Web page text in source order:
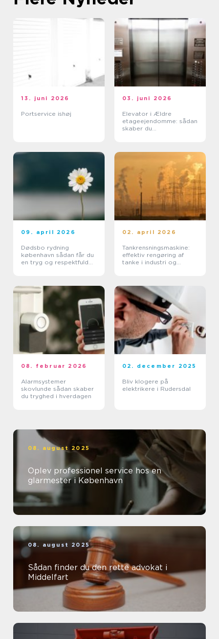
13. juni 2026
Portservice ishøj
03. juni 2026
Elevator i Ældre
etageejendomme: sådan
skaber du
09. april 2026
Dødsbo rydning
københavn sådan får du
en tryg og respektfuld
02. april 2026
Tankrensningsmaskine:
effektiv rengøring af
tanke i industri og
08. februar 2026
Alarmsystemer
skovlunde sådan skaber
du tryghed i hverdagen
02. december 2025
Bliv klogere på
elektrikere i Rudersdal
08. august 2025
Oplev professionel service hos en
glarmester i København
08. august 2025
Sådan finder du den rette advokat i
Middelfart